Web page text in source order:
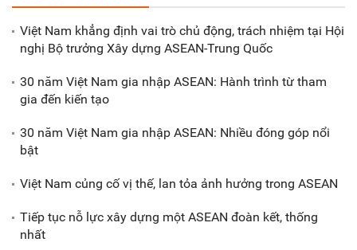
70.600 tỷ đồng
Xã Nam Đông Hưng: Gặp mặt,
biểu dương các doanh nghiệp,
Gắn sản xuất với phát triển văn
Việt Nam khẳng định vai trò chủ động, trách nhiệm tại Hội
nghị Bộ trưởng Xây dựng ASEAN-Trung Quốc
30 năm Việt Nam gia nhập ASEAN: Hành trình từ tham
gia đến kiến tạo
30 năm Việt Nam gia nhập ASEAN: Nhiều đóng góp nổi
bật
Việt Nam củng cố vị thế, lan tỏa ảnh hưởng trong ASEAN
Tiếp tục nỗ lực xây dựng một ASEAN đoàn kết, thống
nhất